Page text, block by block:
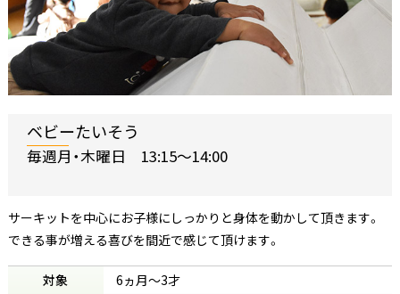
ベビーたいそう
毎週月・木曜日 13:15～14:00
サーキットを中心にお子様にしっかりと身体を動かして頂きます。
できる事が増える喜びを間近で感じて頂けます。
対象 6ヵ月～3才